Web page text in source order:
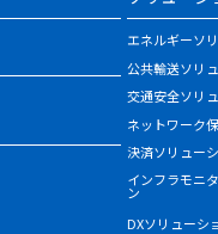
エネルギーソ
公共輸送ソリ
交通安全ソリ
ネットワーク
決済ソリュー
インフラモニ
ン
DXソリューシ